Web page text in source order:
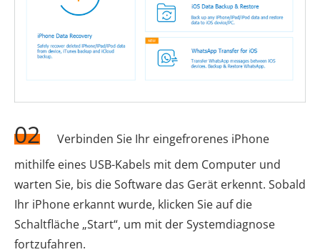
02
Verbinden Sie Ihr eingefrorenes iPhone
mithilfe eines USB-Kabels mit dem Computer und
warten Sie, bis die Software das Gerät erkennt. Sobald
Ihr iPhone erkannt wurde, klicken Sie auf die
Schaltfläche „Start“, um mit der Systemdiagnose
fortzufahren.